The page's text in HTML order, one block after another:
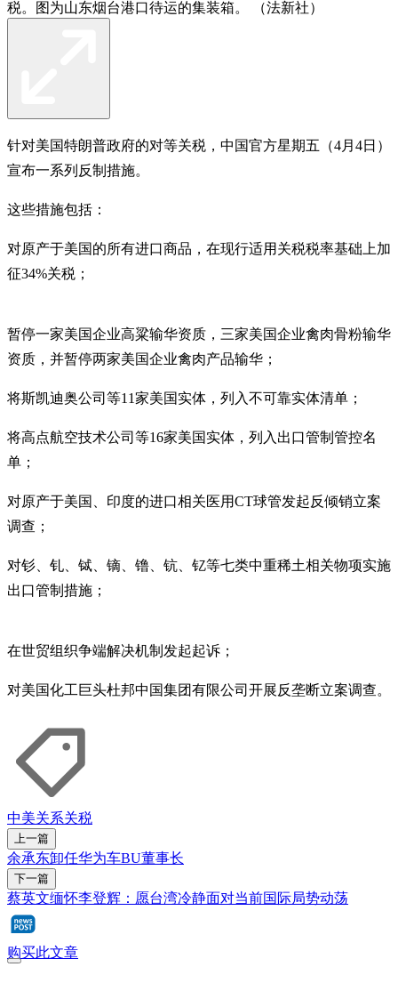
税。图为山东烟台港口待运的集装箱。 （法新社）
针对美国特朗普政府的对等关税，中国官方星期五（4月4日）
宣布一系列反制措施。
这些措施包括：
对原产于美国的所有进口商品，在现行适用关税税率基础上加
征34%关税；
暂停一家美国企业高粱输华资质，三家美国企业禽肉骨粉输华
资质，并暂停两家美国企业禽肉产品输华；
将斯凯迪奥公司等11家美国实体，列入不可靠实体清单；
将高点航空技术公司等16家美国实体，列入出口管制管控名
单；
对原产于美国、印度的进口相关医用CT球管发起反倾销立案
调查；
对钐、钆、铽、镝、镥、钪、钇等七类中重稀土相关物项实施
出口管制措施；
在世贸组织争端解决机制发起起诉；
对美国化工巨头杜邦中国集团有限公司开展反垄断立案调查。
中美关系关税
上一篇
余承东卸任华为车BU董事长
下一篇
蔡英文缅怀李登辉：愿台湾冷静面对当前国际局势动荡
购买此文章